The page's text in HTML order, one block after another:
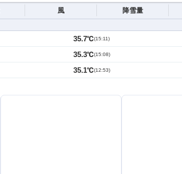
風 降雪量
35.7℃(15:11)
35.3℃(15:08)
35.1℃(12:53)